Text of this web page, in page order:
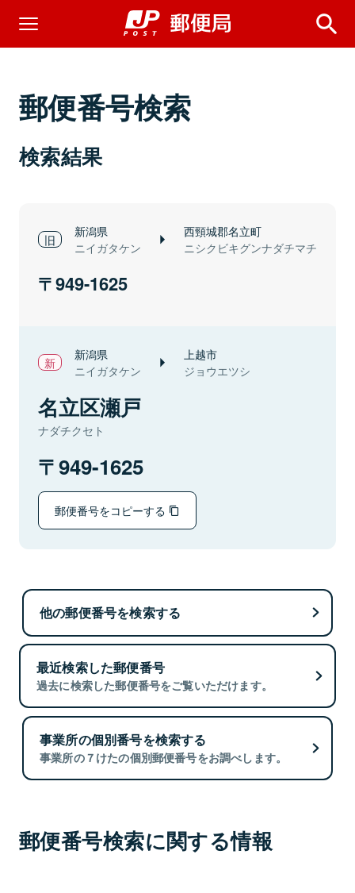
郵便番号検索
検索結果
新潟県
ニイガタケン
西頸城郡名立町
ニシクビキグンナダチマチ
949-1625
新潟県
ニイガタケン
上越市
ジョウエツシ
名立区瀬戸
ナダチクセト
949-1625
郵便番号をコピーする
他の郵便番号を検索する
最近検索した郵便番号
過去に検索した郵便番号をご覧いただけます。
事業所の個別番号を検索する
事業所の７けたの個別郵便番号をお調べします。
郵便番号検索に関する情報